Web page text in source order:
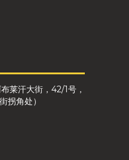
莱汗大街，42/1号，
拐角处）